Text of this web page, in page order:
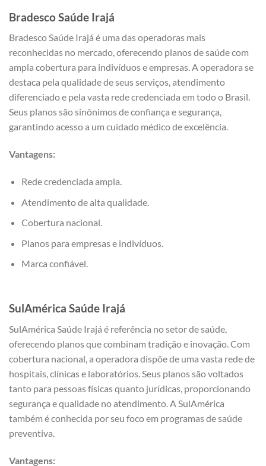
Bradesco Saúde Irajá
Bradesco Saúde Irajá é uma das operadoras mais
reconhecidas no mercado, oferecendo planos de saúde com
ampla cobertura para indivíduos e empresas. A operadora se
destaca pela qualidade de seus serviços, atendimento
diferenciado e pela vasta rede credenciada em todo o Brasil.
Seus planos são sinônimos de confiança e segurança,
garantindo acesso a um cuidado médico de excelência.
Vantagens:
Rede credenciada ampla.
Atendimento de alta qualidade.
Cobertura nacional.
Planos para empresas e indivíduos.
Marca confiável.
SulAmérica Saúde Irajá
SulAmérica Saúde Irajá é referência no setor de saúde,
oferecendo planos que combinam tradição e inovação. Com
cobertura nacional, a operadora dispõe de uma vasta rede de
hospitais, clínicas e laboratórios. Seus planos são voltados
tanto para pessoas físicas quanto jurídicas, proporcionando
segurança e qualidade no atendimento. A SulAmérica
também é conhecida por seu foco em programas de saúde
preventiva.
Vantagens: